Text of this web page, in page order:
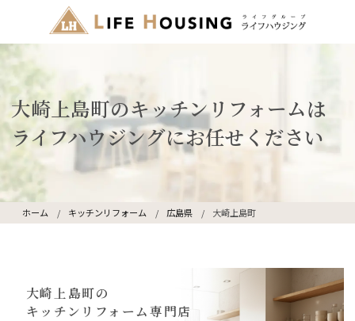
大崎上島町のキッチンリフォームは
ライフハウジングにお任せください
ホーム キッチンリフォーム 広島県 大崎上島町
大崎上島町の
キッチンリフォーム専門店